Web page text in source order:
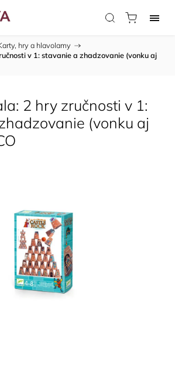
hry a hlavolamy /
v 1: stavanie a zhadzovanie (vonku aj
2 hry zručnosti v 1:
(vonku aj